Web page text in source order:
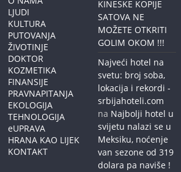
LJUDI
KULTURA
PUTOVANJA
ŽIVOTINJE
DOKTOR
KOZMETIKA
FINANSIJE
PRAVNAPITANJA
EKOLOGIJA
TEHNOLOGIJA
eUPRAVA
HRANA KAO LIJEK
KONTAKT
KINESKE KOPIJE
SATOVA NE
MOŽETE OTKRITI
GOLIM OKOM !!!
Najveći hotel na
svetu: broj soba,
lokacija i rekordi -
srbijahoteli.com
na Najbolji hotel u
svijetu nalazi se u
Meksiku, noćenje
van sezone od 319
dolara pa naviše !